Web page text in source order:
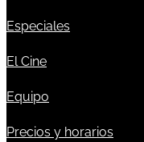
Especiales
El Cine
Equipo
Precios y horarios